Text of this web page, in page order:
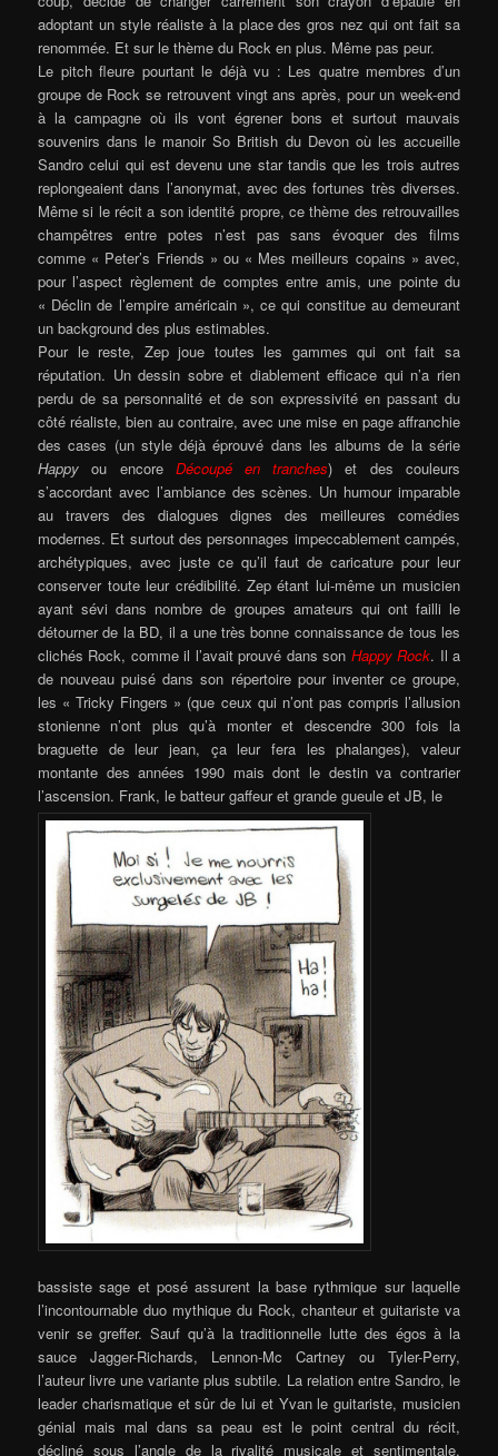
adoptant un style réaliste à la place des gros nez qui ont fait sa
renommée. Et sur le thème du Rock en plus. Même pas peur.
Le pitch fleure pourtant le déjà vu : Les quatre membres d’un
groupe de Rock se retrouvent vingt ans après, pour un week-end
à la campagne où ils vont égrener bons et surtout mauvais
souvenirs dans le manoir So British du Devon où les accueille
Sandro celui qui est devenu une star tandis que les trois autres
replongeaient dans l’anonymat, avec des fortunes très diverses.
Même si le récit a son identité propre, ce thème des retrouvailles
champêtres entre potes n’est pas sans évoquer des films
comme « Peter’s Friends » ou « Mes meilleurs copains » avec,
pour l’aspect règlement de comptes entre amis, une pointe du
« Déclin de l’empire américain », ce qui constitue au demeurant
un background des plus estimables.
Pour le reste, Zep joue toutes les gammes qui ont fait sa
réputation. Un dessin sobre et diablement efficace qui n’a rien
perdu de sa personnalité et de son expressivité en passant du
côté réaliste, bien au contraire, avec une mise en page affranchie
des cases (un style déjà éprouvé dans les albums de la série
Happy ou encoreDécoupé en tranches) et des couleurs
s’accordant avec l’ambiance des scènes. Un humour imparable
au travers des dialogues dignes des meilleures comédies
modernes. Et surtout des personnages impeccablement campés,
archétypiques, avec juste ce qu’il faut de caricature pour leur
conserver toute leur crédibilité. Zep étant lui-même un musicien
ayant sévi dans nombre de groupes amateurs qui ont failli le
détourner de la BD, il a une très bonne connaissance de tous les
clichés Rock, comme il l’avait prouvé dans son Happy Rock. Il a
de nouveau puisé dans son répertoire pour inventer ce groupe,
les « Tricky Fingers » (que ceux qui n’ont pas compris l’allusion
stonienne n’ont plus qu’à monter et descendre 300 fois la
braguette de leur jean, ça leur fera les phalanges), valeur
montante des années 1990 mais dont le destin va contrarier
l’ascension. Frank, le batteur gaffeur et grande gueule et JB, le
bassiste sage et posé assurent la base rythmique sur laquelle
l’incontournable duo mythique du Rock, chanteur et guitariste va
venir se greffer. Sauf qu’à la traditionnelle lutte des égos à la
sauce Jagger-Richards, Lennon-Mc Cartney ou Tyler-Perry,
l’auteur livre une variante plus subtile. La relation entre Sandro, le
leader charismatique et sûr de lui et Yvan le guitariste, musicien
génial mais mal dans sa peau est le point central du récit,
décliné sous l’angle de la rivalité musicale et sentimentale,